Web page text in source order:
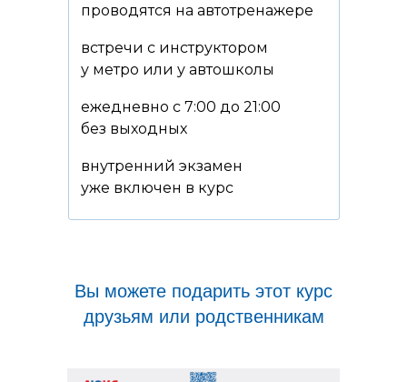
проводятся на автотренажере
встречи с инструктором
у метро или у автошколы
ежедневно с 7:00 до 21:00
без выходных
внутренний экзамен
уже включен в курс
Вы можете подарить этот курс
друзьям или родственникам